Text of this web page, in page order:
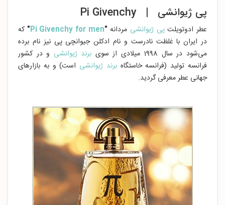
پی ژیوانشی | Pi Givenchy
عطر ادوتویلتپی ژیوانشی مردانه "
Pi Givenchy for men
" که
در ایران با غلظت نادرست و نام ادکلن جیوانچی پی نیز نام برده
می‌شود در سال 1998 میلادی از سوی
برند ژیوانشی و در کشور
فرانسه تولید (فرانسه خاستگاهبرند ژیوانشی است) و به بازارهای
جهانی عطر معرفی گردید.